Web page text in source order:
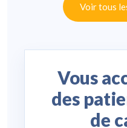
Voir tous
Vous
des
de